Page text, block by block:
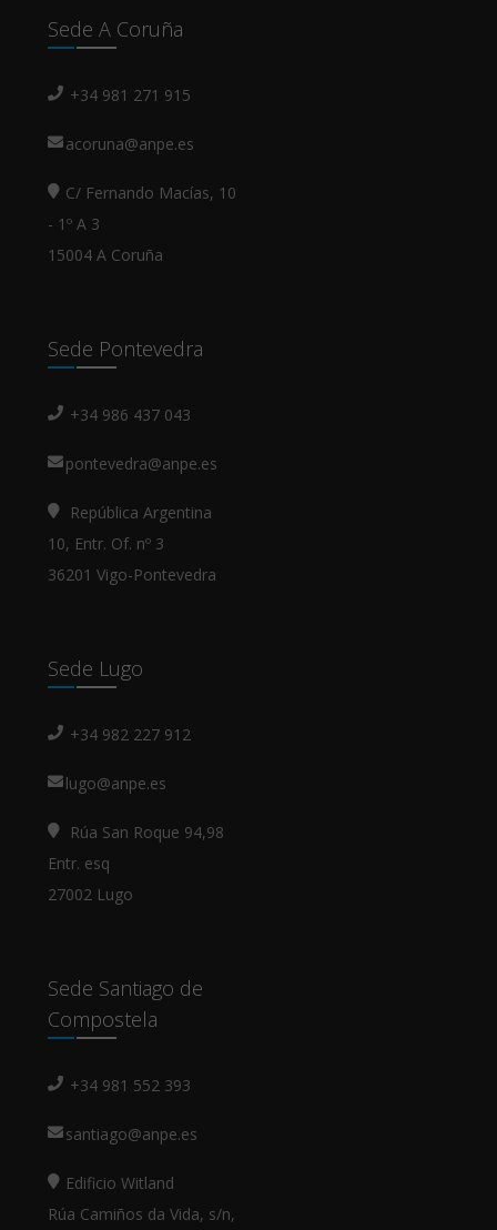
Sede A Coruña
+34 981 271 915
acoruna@anpe.es
C/ Fernando Macías, 10
- 1º A 3
15004 A Coruña
Sede Pontevedra
+34 986 437 043
pontevedra@anpe.es
República Argentina
10, Entr. Of. nº 3
36201 Vigo-Pontevedra
Sede Lugo
+34 982 227 912
lugo@anpe.es
Rúa San Roque 94,98
Entr. esq
27002 Lugo
Sede Santiago de
Compostela
+34 981 552 393
santiago@anpe.es
Edificio Witland
Rúa Camiños da Vida, s/n,